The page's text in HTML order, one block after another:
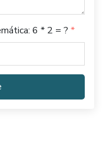
6 * 2 = ?